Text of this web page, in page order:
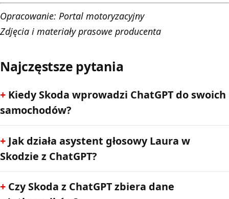
Opracowanie: Portal motoryzacyjny
Zdjęcia i materiały prasowe producenta
Najczęstsze pytania
Kiedy Skoda wprowadzi ChatGPT do swoich
samochodów?
Jak działa asystent głosowy Laura w
Skodzie z ChatGPT?
Czy Skoda z ChatGPT zbiera dane